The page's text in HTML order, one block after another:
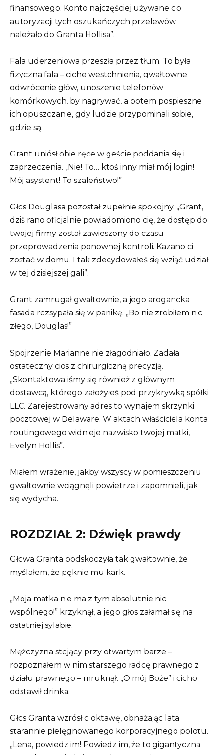
finansowego. Konto najczęściej używane do
autoryzacji tych oszukańczych przelewów
należało do Granta Hollisa”.
Fala uderzeniowa przeszła przez tłum. To była
fizyczna fala – ciche westchnienia, gwałtowne
odwrócenie głów, unoszenie telefonów
komórkowych, by nagrywać, a potem pospieszne
ich opuszczanie, gdy ludzie przypominali sobie,
gdzie są.
Grant uniósł obie ręce w geście poddania się i
zaprzeczenia. „Nie! To… ktoś inny miał mój login!
Mój asystent! To szaleństwo!”
Głos Douglasa pozostał zupełnie spokojny. „Grant,
dziś rano oficjalnie powiadomiono cię, że dostęp do
twojej firmy został zawieszony do czasu
przeprowadzenia ponownej kontroli. Kazano ci
zostać w domu. I tak zdecydowałeś się wziąć udział
w tej dzisiejszej gali”.
Grant zamrugał gwałtownie, a jego arogancka
fasada rozsypała się w panikę. „Bo nie zrobiłem nic
złego, Douglas!”
Spojrzenie Marianne nie złagodniało. Zadała
ostateczny cios z chirurgiczną precyzją.
„Skontaktowaliśmy się również z głównym
dostawcą, którego założyłeś pod przykrywką spółki
LLC. Zarejestrowany adres to wynajem skrzynki
pocztowej w Delaware. W aktach właściciela konta
routingowego widnieje nazwisko twojej matki,
Evelyn Hollis”.
Miałem wrażenie, jakby wszyscy w pomieszczeniu
gwałtownie wciągnęli powietrze i zapomnieli, jak
się wydycha.
ROZDZIAŁ 2: Dźwięk prawdy
Głowa Granta podskoczyła tak gwałtownie, że
myślałem, że pęknie mu kark.
„Moja matka nie ma z tym absolutnie nic
wspólnego!” krzyknął, a jego głos załamał się na
ostatniej sylabie.
Mężczyzna stojący przy otwartym barze –
rozpoznałem w nim starszego radcę prawnego z
działu prawnego – mruknął: „O mój Boże” i cicho
odstawił drinka.
Głos Granta wzrósł o oktawę, obnażając lata
starannie pielęgnowanego korporacyjnego polotu.
„Lena, powiedz im! Powiedz im, że to gigantyczna